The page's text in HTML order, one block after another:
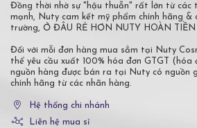
Đồng thời nhờ sự "hậu thuẫn" rất lớn từ các
mạnh, Nuty cam kết mỹ phẩm chính hãng
trường, Ở ĐÂU RẺ HƠN NUTY HOÀN TIỀN
Đối với mỗi đơn hàng mua sắm tại Nuty
thể yêu cầu xuất 100% hóa đơn GTGT (hóa
nguồn hàng được bán ra tại Nuty có nguồn
chính hãng từ các nhãn hàng.
Hệ thống chi nhánh
Liên hệ mua sỉ